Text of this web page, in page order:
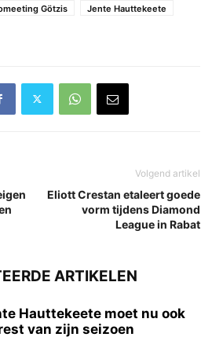
Götzis
Jente Hauttekeete
Volgend artikel
Eliott Crestan etaleert goede
vorm tijdens Diamond
League in Rabat
ARTIKELEN
Hauttekeete moet nu ook
van zijn seizoen